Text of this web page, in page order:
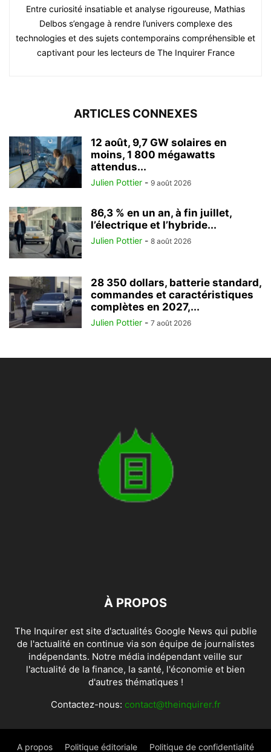
Entre curiosité insatiable et analyse rigoureuse, Mathias
Delbos s’engage à rendre l’univers complexe des
technologies et des sujets contemporains compréhensible et
captivant pour les lecteurs de The Inquirer France
ARTICLES CONNEXES
12 août, 9,7 GW solaires en
moins, 1 800 mégawatts
attendus...
Julien Pottier - 9 août 2026
86,3 % en un an, à fin juillet,
l’électrique et l’hybride...
Julien Pottier - 8 août 2026
28 350 dollars, batterie standard,
commandes et caractéristiques
complètes en 2027,...
Julien Pottier - 7 août 2026
À PROPOS
The Inquirer est site d'actualités Google News qui publie
de l'actualité en continue via son équipe de journalistes
indépendants. Notre média indépendant veille sur
l'actualité de la finance, la santé, l'économie et bien
d'autres thématiques !
Contactez-nous: contact@theinquirer.fr
A propos Politique éditoriale Politique de confidentialité